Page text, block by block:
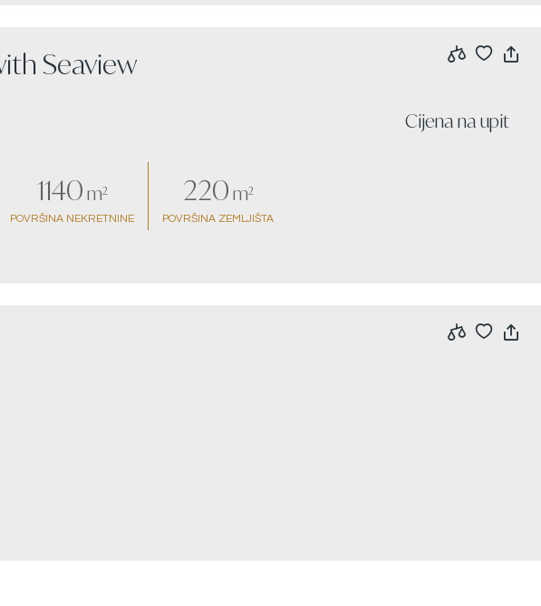
Seaview
Cijena na upit
1140 m²
POVRŠINA NEKRETNINE
220 m²
POVRŠINA ZEMLJIŠTA